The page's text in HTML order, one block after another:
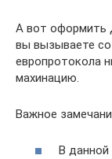
А вот оформить
вы вызываете
европротокола
махинацию.
Важное
В данной